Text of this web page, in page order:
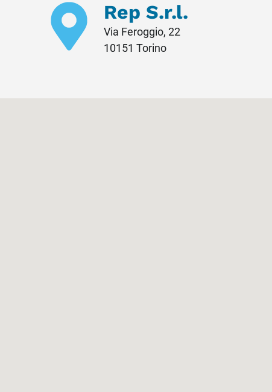
Rep S.r.l.
Via Feroggio, 22
10151 Torino